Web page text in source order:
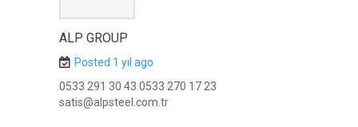
ALP GROUP
Posted 1 yıl ago
0533 291 30 43 0533 270 17 23
satis@alpsteel.com.tr